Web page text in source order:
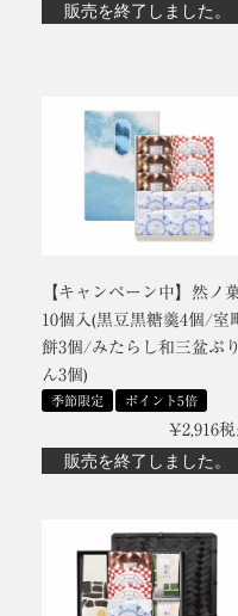
販売を終了しました。
【キャンペーン中】然ノ
10個入(黒豆黒糖羹4個/室
餅3個/みたらし和三盆ぷり
ん3個)
季節限定 ポイント5倍
¥2,916
販売を終了しました。